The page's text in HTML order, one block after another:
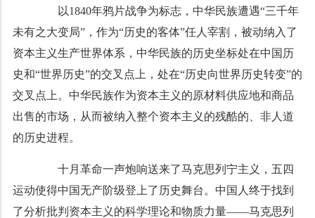
以1840年鸦片战争为标志，中华民族遭遇“三千年
未有之大变局”，作为“历史的客体”任人宰割，被动纳入了
资本主义生产世界体系，中华民族的历史坐标处在中国历
史和“世界历史”的交叉点上，处在“历史向世界历史转变”的
交叉点上。中华民族作为资本主义的原材料供应地和商品
出售的市场，从而被纳入整个资本主义的残酷的、非人道
的历史进程。
十月革命一声炮响送来了马克思列宁主义，五四
运动使得中国无产阶级登上了历史舞台。中国人终于找到
了分析批判资本主义的科学理论和物质力量——马克思列